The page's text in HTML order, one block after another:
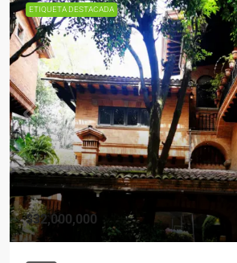
ETIQUETA DESTACADA
$32,000,000